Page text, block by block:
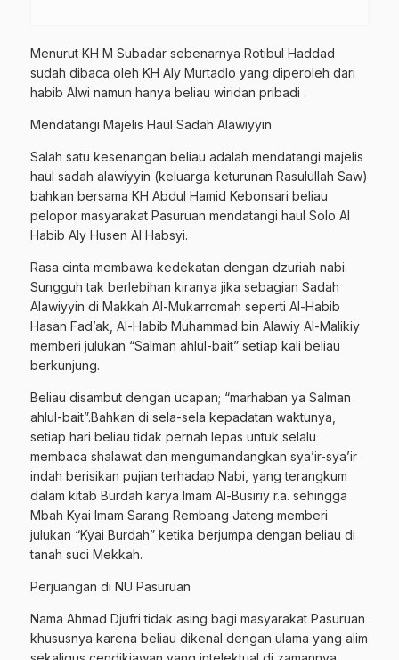
Pasuruan
Dapatkan info kegiatan, kajian, dan berita terbaru langsung dari
sumber resmi NU Pasuruan.
Menurut KH M Subadar sebenarnya Rotibul Haddad
sudah dibaca oleh KH Aly Murtadlo yang diperoleh dari
habib Alwi namun hanya beliau wiridan pribadi .
Mendatangi Majelis Haul Sadah Alawiyyin
Salah satu kesenangan beliau adalah mendatangi majelis
haul sadah alawiyyin (keluarga keturunan Rasulullah Saw)
bahkan bersama KH Abdul Hamid Kebonsari beliau
pelopor masyarakat Pasuruan mendatangi haul Solo Al
Habib Aly Husen Al Habsyi.
Rasa cinta membawa kedekatan dengan dzuriah nabi.
Sungguh tak berlebihan kiranya jika sebagian Sadah
Alawiyyin di Makkah Al-Mukarromah seperti Al-Habib
Hasan Fad’ak, Al-Habib Muhammad bin Alawiy Al-Malikiy
memberi julukan “Salman ahlul-bait” setiap kali beliau
berkunjung.
Beliau disambut dengan ucapan; “marhaban ya Salman
ahlul-bait”.Bahkan di sela-sela kepadatan waktunya,
setiap hari beliau tidak pernah lepas untuk selalu
membaca shalawat dan mengumandangkan sya’ir-sya’ir
indah berisikan pujian terhadap Nabi, yang terangkum
dalam kitab Burdah karya Imam Al-Busiriy r.a. sehingga
Mbah Kyai Imam Sarang Rembang Jateng memberi
julukan “Kyai Burdah” ketika berjumpa dengan beliau di
tanah suci Mekkah.
Perjuangan di NU Pasuruan
Nama Ahmad Djufri tidak asing bagi masyarakat Pasuruan
khususnya karena beliau dikenal dengan ulama yang alim